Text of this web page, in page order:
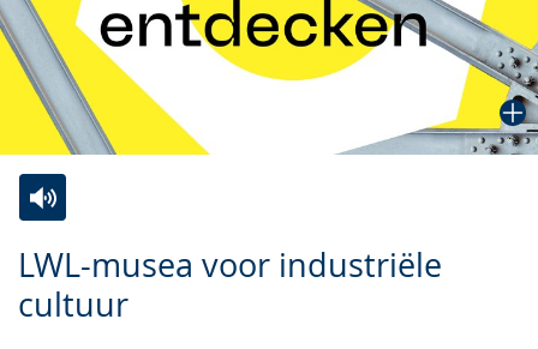
LWL-musea voor industriële
cultuur
Leichten
Sprache
Audio-
Unterstützung.
Video
in